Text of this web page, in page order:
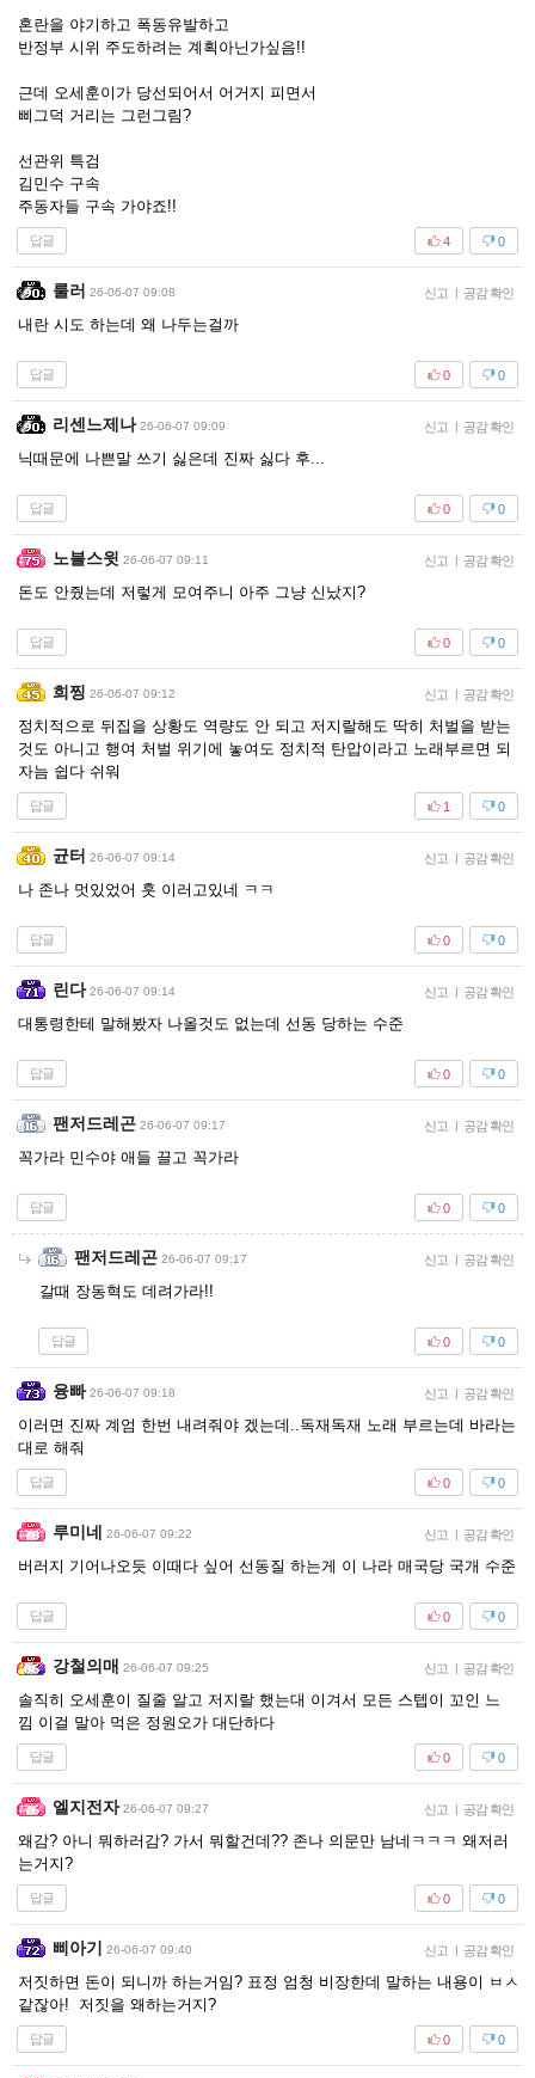
혼란을 야기하고 폭동유발하고
반정부 시위 주도하려는 계획아닌가싶음!!
근데 오세훈이가 당선되어서 어거지 피면서
삐그덕 거리는 그런그림?
선관위 특검
김민수 구속
주동자들 구속 가야죠!!
답글 0
4
룰러 26-06-07 09:08 신고 | 공감 확인
내란 시도 하는데 왜 나두는걸까
답글 0
0
리센느제나 26-06-07 09:09 신고 | 공감 확인
닉때문에 나쁜말 쓰기 싫은데 진짜 싫다 후...
답글 0
0
노블스윗 26-06-07 09:11 신고 | 공감 확인
돈도 안줬는데 저렇게 모여주니 아주 그냥 신났지?
답글 0
0
희찡 26-06-07 09:12 신고 | 공감 확인
정치적으로 뒤집을 상황도 역량도 안 되고 저지랄해도 딱히 처벌을 받는
것도 아니고 행여 처벌 위기에 놓여도 정치적 탄압이라고 노래부르면 되
자늠 쉽다 쉬워
답글 0
1
균터 26-06-07 09:14 신고 | 공감 확인
나 존나 멋있었어 훗 이러고있네 ㅋㅋ
답글 0
0
린다 26-06-07 09:14 신고 | 공감 확인
대통령한테 말해봤자 나올것도 없는데 선동 당하는 수준
답글 0
0
팬저드레곤 26-06-07 09:17 신고 | 공감 확인
꼭가라 민수야 애들 끌고 꼭가라
답글 0
0
팬저드레곤 26-06-07 09:17 신고 | 공감 확인
갈때 장동혁도 데려가라!!
답글 0
0
융빠 26-06-07 09:18 신고 | 공감 확인
이러면 진짜 계엄 한번 내려줘야 겠는데..독재독재 노래 부르는데 바라는
대로 해줘
답글 0
0
루미네 26-06-07 09:22 신고 | 공감 확인
버러지 기어나오듯 이때다 싶어 선동질 하는게 이 나라 매국당 국개 수준
답글 0
0
강철의매 26-06-07 09:25 신고 | 공감 확인
솔직히 오세훈이 질줄 알고 저지랄 했는대 이겨서 모든 스텝이 꼬인 느
낌 이걸 말아 먹은 정원오가 대단하다
답글 0
0
엘지전자 26-06-07 09:27 신고 | 공감 확인
왜감? 아니 뭐하러감? 가서 뭐할건데?? 존나 의문만 남네ㅋㅋㅋ 왜저러
는거지?
답글 0
0
삐아기 26-06-07 09:40 신고 | 공감 확인
저짓하면 돈이 되니까 하는거임? 표정 엄청 비장한데 말하는 내용이 ㅂㅅ
같잖아! 저짓을 왜하는거지?
답글 0
0